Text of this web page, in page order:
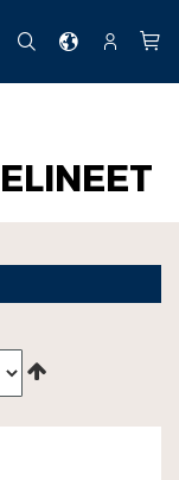
TILI
HAKUFI